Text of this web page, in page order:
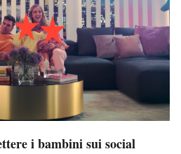
i bambini sui social